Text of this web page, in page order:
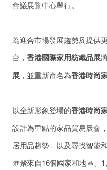
會議展覽中心舉行。
為迎合市場發展趨勢及提供
台， 香港國際家用紡織品展
展 ，並重新命名為香港時尚
以全新形象登場的香港時尚
設計為重點的家品貿易展會
居用品趨勢，以及尋找智能
匯聚來自16個國家和地區、